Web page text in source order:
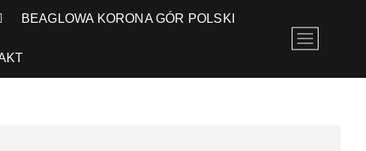
BEAGLOWA KORONA GÓR POLSKI
P
r